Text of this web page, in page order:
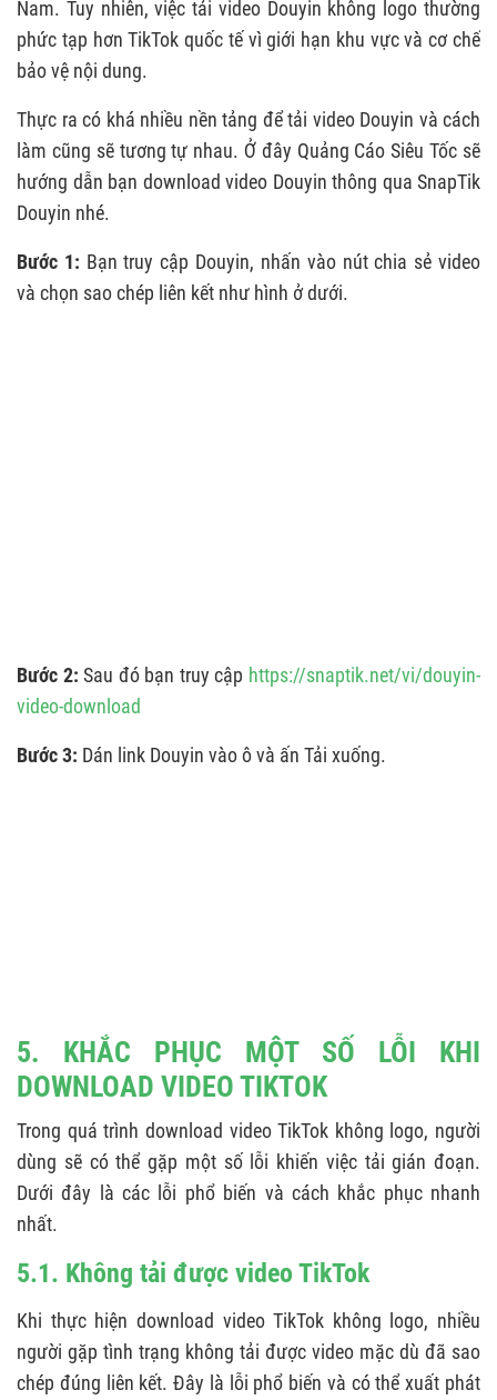
Nam. Tuy nhiên, việc tải video Douyin không logo thường
phức tạp hơn TikTok quốc tế vì giới hạn khu vực và cơ chế
bảo vệ nội dung.
Thực ra có khá nhiều nền tảng để tải video Douyin và cách
làm cũng sẽ tương tự nhau. Ở đây Quảng Cáo Siêu Tốc sẽ
hướng dẫn bạn download video Douyin thông qua SnapTik
Douyin nhé.
Bước 1: Bạn truy cập Douyin, nhấn vào nút chia sẻ video
và chọn sao chép liên kết như hình ở dưới.
Bước 2: Sau đó bạn truy cập https://snaptik.net/vi/douyin-
video-download
Bước 3: Dán link Douyin vào ô và ấn Tải xuống.
5. KHẮC PHỤC MỘT SỐ LỖI KHI
DOWNLOAD VIDEO TIKTOK
Trong quá trình download video TikTok không logo, người
dùng sẽ có thể gặp một số lỗi khiến việc tải gián đoạn.
Dưới đây là các lỗi phổ biến và cách khắc phục nhanh
nhất.
5.1. Không tải được video TikTok
Khi thực hiện download video TikTok không logo, nhiều
người gặp tình trạng không tải được video mặc dù đã sao
chép đúng liên kết. Đây là lỗi phổ biến và có thể xuất phát